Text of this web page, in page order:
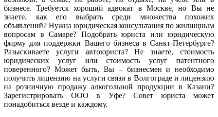
бизнесе. Требуется хороший адвокат в Москве, но Вы не
знаете, как его выбрать среди множества похожих
объявлений? Нужна юридическая консультация по жилищным
вопросам в Самаре? Подобрать юриста или юридическую
фирму для поддержки Вашего бизнеса в Санкт-Петербурге?
Разыскиваете услуги автоюриста? Не знаете, стоимость
юридических услуг или стоимость услуг патентного
поверенного? Может быть, Вы – бизнесмен и необходимо
получить лицензию на услуги связи в Волгограде и лицензию
на розничную продажу алкогольной продукции в Казани?
Зарегистрировать ООО в Уфе? Совет юриста может
понадобиться везде и каждому.